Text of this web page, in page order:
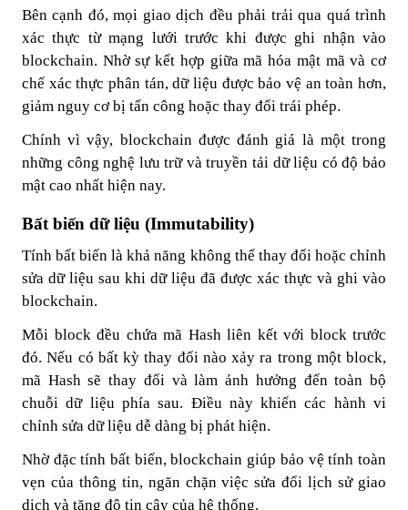
Bên cạnh đó, mọi giao dịch đều phải trải qua quá trình
xác thực từ mạng lưới trước khi được ghi nhận vào
blockchain. Nhờ sự kết hợp giữa mã hóa mật mã và cơ
chế xác thực phân tán, dữ liệu được bảo vệ an toàn hơn,
giảm nguy cơ bị tấn công hoặc thay đổi trái phép.
Chính vì vậy, blockchain được đánh giá là một trong
những công nghệ lưu trữ và truyền tải dữ liệu có độ bảo
mật cao nhất hiện nay.
Bất biến dữ liệu (Immutability)
Tính bất biến là khả năng không thể thay đổi hoặc chỉnh
sửa dữ liệu sau khi dữ liệu đã được xác thực và ghi vào
blockchain.
Mỗi block đều chứa mã Hash liên kết với block trước
đó. Nếu có bất kỳ thay đổi nào xảy ra trong một block,
mã Hash sẽ thay đổi và làm ảnh hưởng đến toàn bộ
chuỗi dữ liệu phía sau. Điều này khiến các hành vi
chỉnh sửa dữ liệu dễ dàng bị phát hiện.
Nhờ đặc tính bất biến, blockchain giúp bảo vệ tính toàn
vẹn của thông tin, ngăn chặn việc sửa đổi lịch sử giao
dịch và tăng độ tin cậy của hệ thống.